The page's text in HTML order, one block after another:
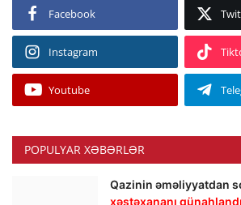
Facebook
Instagram
Youtube
POPULYAR XƏBƏRLƏR
Qazinin əməliyyatdan
xəstəxananı